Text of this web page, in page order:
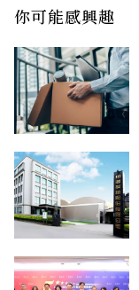
你可能感興趣